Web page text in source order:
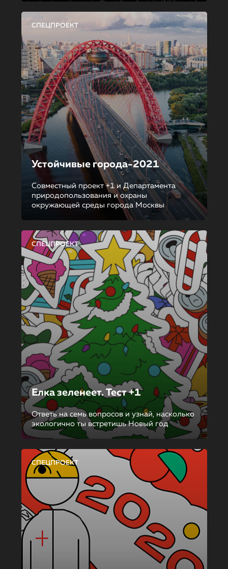
СПЕЦПРОЕКТ
Устойчивые города-2021
Совместный проект +1 и Департамента
природопользования и охраны
окружающей среды города Москвы
СПЕЦПРОЕКТ
Елка зеленеет. Тест +1
Ответь на семь вопросов и узнай, насколько
экологично ты встретишь Новый год
СПЕЦПРОЕКТ